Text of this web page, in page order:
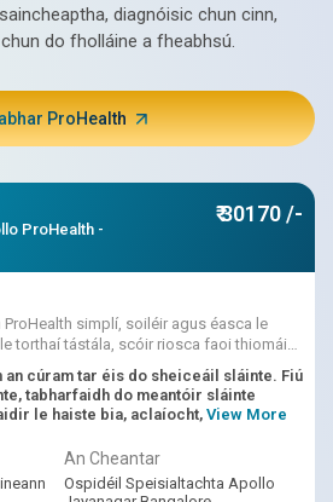
diagnóisic chun cinn,
do fholláine a fheabhsú.
ProHealth
ProHealth -
₹ 30170 /-
simplí, soiléir agus éasca le
torthaí tástála, scóir riosca faoi thiomáint
an cúram tar éis do sheiceáil sláinte. Fiú
tabharfaidh do meantóir sláinte
le haiste bia, aclaíocht, View More
An Cheantar
Ospidéil Speisialtachta Apollo